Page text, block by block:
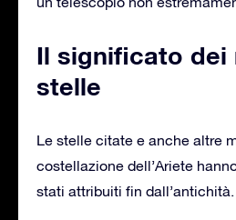
Il significato dei
stelle
Le stelle citate e anche altre
costellazione dell’Ariete
stati attribuiti fin dall’antichità.